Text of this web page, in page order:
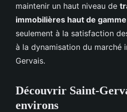
maintenir un haut niveau de
immobilières haut de gamme
seulement à la satisfaction
à la dynamisation du marché
Gervais.
Découvrir Saint-
environs